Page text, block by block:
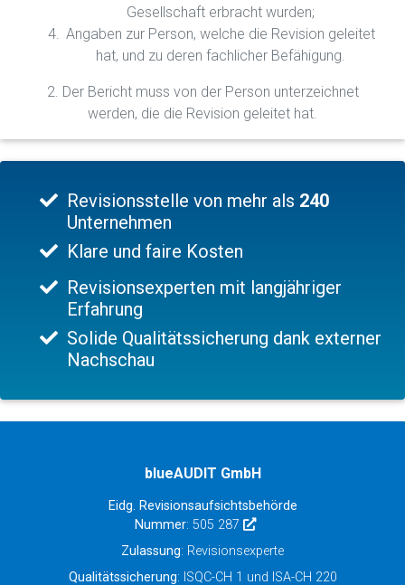
Gesellschaft erbracht wurden;
Angaben zur Person, welche die Revision geleitet
hat, und zu deren fachlicher Befähigung.
2. Der Bericht muss von der Person unterzeichnet
werden, die die Revision geleitet hat.
Revisionsstelle von mehr als 240
Unternehmen
Klare und faire Kosten
Revisionsexperten mit langjähriger
Erfahrung
Solide Qualitätssicherung dank externer
Nachschau
blueAUDIT GmbH
Eidg. Revisionsaufsichtsbehörde
Nummer: 505 287
Zulassung: Revisionsexperte
Qualitätssicherung: ISQC-CH 1 und ISA-CH 220